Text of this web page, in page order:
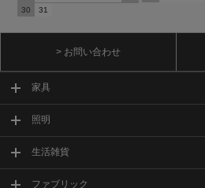
30
31
> お問い合わせ
家具
照明
生活雑貨
ファブリック